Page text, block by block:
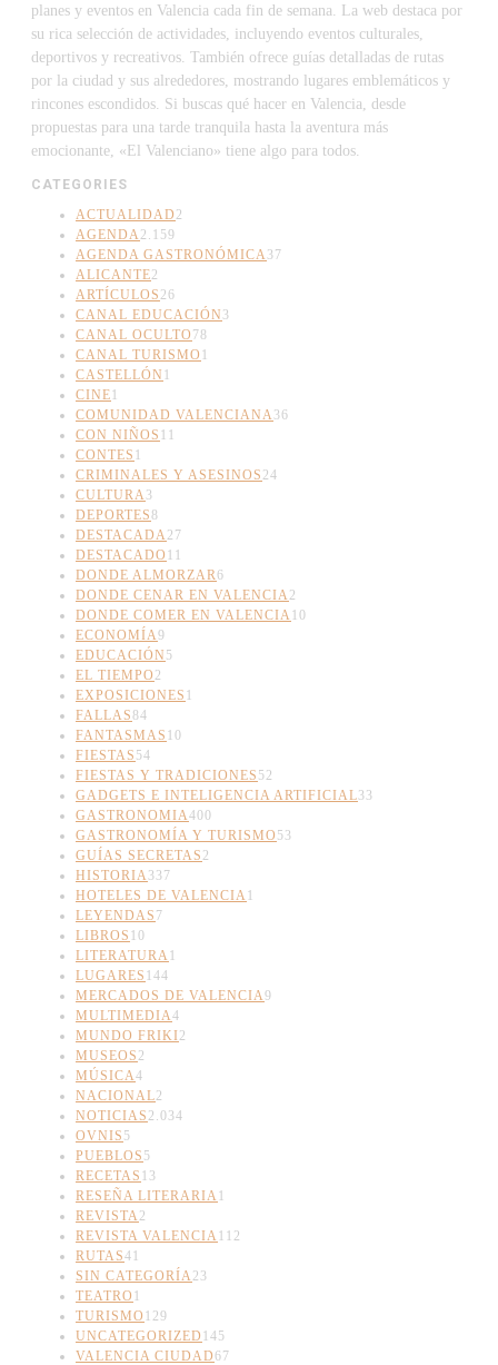
planes y eventos en Valencia cada fin de semana. La web destaca por
su rica selección de actividades, incluyendo eventos culturales,
deportivos y recreativos. También ofrece guías detalladas de rutas
por la ciudad y sus alrededores, mostrando lugares emblemáticos y
rincones escondidos. Si buscas qué hacer en Valencia, desde
propuestas para una tarde tranquila hasta la aventura más
emocionante, «El Valenciano» tiene algo para todos.
CATEGORIES
ACTUALIDAD 2
AGENDA2.159
AGENDA GASTRONÓMICA37
ALICANTE2
ARTÍCULOS 26
CANAL EDUCACIÓN 3
CANAL OCULTO 78
CANAL TURISMO 1
CASTELLÓN 1
CINE1
COMUNIDAD VALENCIANA36
CON NIÑOS 11
CONTES 1
CRIMINALES Y ASESINOS 24
CULTURA3
DEPORTES8
DESTACADA27
DESTACADO 11
DONDE ALMORZAR6
DONDE CENAR EN VALENCIA2
DONDE COMER EN VALENCIA10
ECONOMÍA9
EDUCACIÓN 5
EL TIEMPO 2
EXPOSICIONES 1
FALLAS84
FANTASMAS 10
FIESTAS 54
FIESTAS Y TRADICIONES 52
GADGETS E INTELIGENCIA ARTIFICIAL33
GASTRONOMIA400
GASTRONOMÍA Y TURISMO 53
GUÍAS SECRETAS 2
HISTORIA337
HOTELES DE VALENCIA1
LEYENDAS 7
LIBROS 10
LITERATURA1
LUGARES 144
MERCADOS DE VALENCIA9
MULTIMEDIA4
MUNDO FRIKI2
MUSEOS 2
MÚSICA4
NACIONAL2
NOTICIAS 2.034
OVNIS 5
PUEBLOS 5
RECETAS 13
RESEÑA LITERARIA1
REVISTA2
REVISTA VALENCIA112
RUTAS41
SIN CATEGORÍA23
TEATRO 1
TURISMO 129
UNCATEGORIZED 145
VALENCIA CIUDAD67